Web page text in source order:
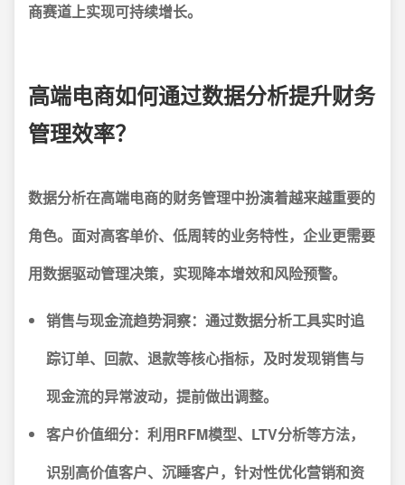
商赛道上实现可持续增长。
高端电商如何通过数据分析提升财务
管理效率？
数据分析在高端电商的财务管理中扮演着越来越重要的
角色。面对高客单价、低周转的业务特性，企业更需要
用数据驱动管理决策，实现降本增效和风险预警。
销售与现金流趋势洞察： 通过数据分析工具实时追
踪订单、回款、退款等核心指标，及时发现销售与
现金流的异常波动，提前做出调整。
客户价值细分： 利用RFM模型、LTV分析等方法，
识别高价值客户、沉睡客户，针对性优化营销和资